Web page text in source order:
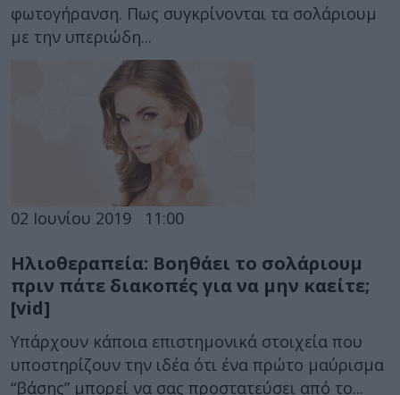
φωτογήρανση. Πως συγκρίνονται τα σολάριουμ
με την υπεριώδη...
02 Ιουνίου 2019 11:00
Ηλιοθεραπεία: Βοηθάει το σολάριουμ
πριν πάτε διακοπές για να μην καείτε;
[vid]
Υπάρχουν κάποια επιστημονικά στοιχεία που
υποστηρίζουν την ιδέα ότι ένα πρώτο μαύρισμα
“βάσης” μπορεί να σας προστατεύσει από το...